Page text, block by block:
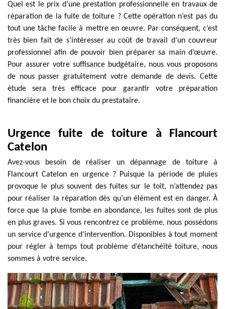
Quel est le prix d’une prestation professionnelle en travaux de
réparation de la fuite de toiture ? Cette opération n’est pas du
tout une tâche facile à mettre en œuvre. Par conséquent, c’est
très bien fait de s’intéresser au coût de travail d’un couvreur
professionnel afin de pouvoir bien préparer sa main d’œuvre.
Pour assurer votre suffisance budgétaire, nous vous proposons
de nous passer gratuitement votre demande de devis. Cette
étude sera très efficace pour garantir votre préparation
financière et le bon choix du prestataire.
Urgence fuite de toiture à Flancourt
Catelon
Avez-vous besoin de réaliser un dépannage de toiture à
Flancourt Catelon en urgence ? Puisque la période de pluies
provoque le plus souvent des fuites sur le toit, n’attendez pas
pour réaliser la réparation dès qu’un élément est en danger. À
force que la pluie tombe en abondance, les fuites sont de plus
en plus graves. Si vous rencontrez ce problème, nous possédons
un service d’urgence d’intervention. Disponibles à tout moment
pour régler à temps tout problème d’étanchéité toiture, nous
sommes à votre service.